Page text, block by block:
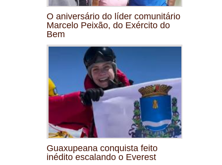
O aniversário do líder comunitário
Marcelo Peixão, do Exército do
Bem
Guaxupeana conquista feito
inédito escalando o Everest